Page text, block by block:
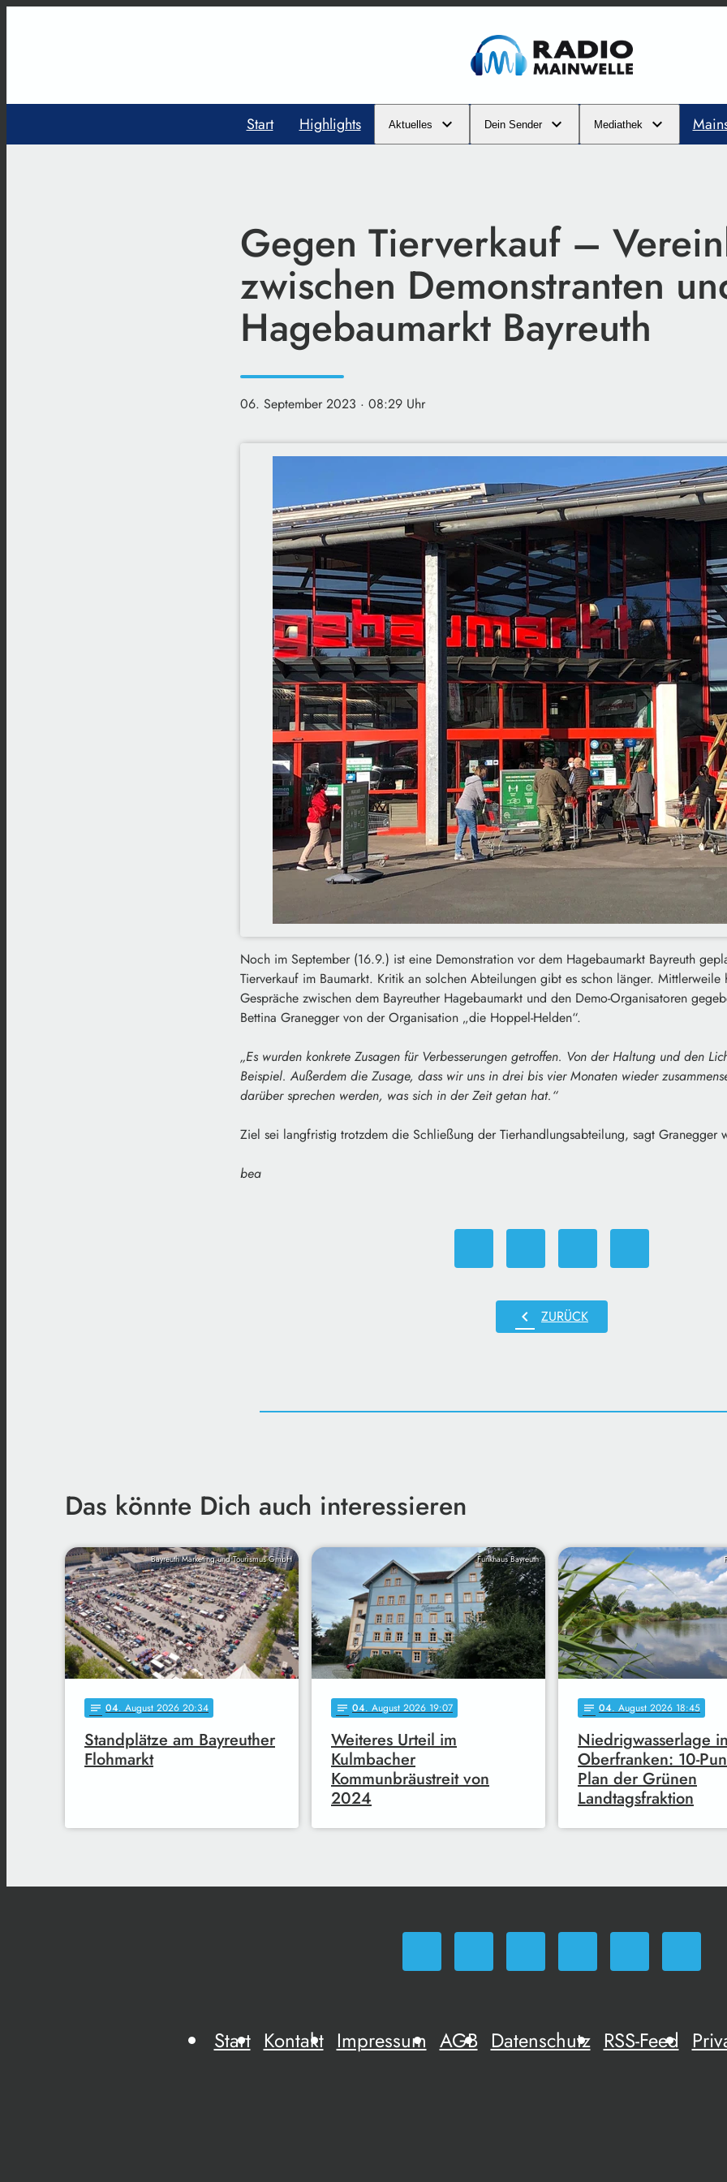
Start Highlights Aktuelles Dein Sender Mediathek
Gegen Tierverkauf –
zwischen Demonstranten
Hagebaumarkt Bayreuth
06. September 2023 · 08:29 Uhr
Noch im September (16.9.) ist eine Demonstration vor dem Hagebaumarkt Bayreuth
Tierverkauf im Baumarkt. Kritik an solchen Abteilungen gibt es schon länger. Mittlerweile
Gespräche zwischen dem Bayreuther Hagebaumarkt und den Demo-Organisatoren
Bettina Granegger von der Organisation „die Hoppel-Helden“.
„Es wurden konkrete Zusagen für Verbesserungen getroffen. Von der Haltung und den
Beispiel. Außerdem die Zusage, dass wir uns in drei bis vier Monaten wieder
darüber sprechen werden, was sich in der Zeit getan hat.“
Ziel sei langfristig trotzdem die Schließung der Tierhandlungsabteilung, sagt Granegger
bea
chevron_left ZURÜCK
Das könnte Dich auch interessieren
Bayreuth Marketing und Tourismus GmbH
notes 04. August 2026 20:34
Standplätze am Bayreuther
Flohmarkt
Funkhaus Bayreuth
notes 04. August 2026 19:07
Weiteres Urteil im
Kulmbacher
Kommunbräustreit von
2024
notes 04. August 2026 18:45
Niedrigwasserlage
Oberfranken: 10-
Plan der Grünen
Landtagsfraktion
Start Kontakt Impressum AGB Datenschutz RSS-Feed